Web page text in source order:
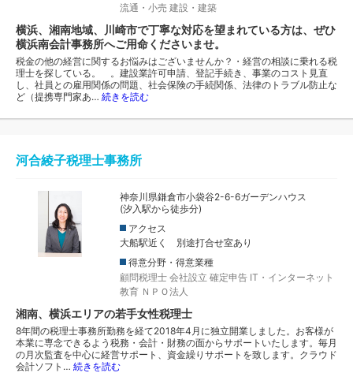
流通・小売 建設・建築
横浜、湘南地域、川崎市で丁寧な対応を望まれている方は、ぜひ
横浜南会計事務所へご用命くださいませ。
税金の他の経営に関するお悩みはございませんか？・経営の相談に乗れる税
理士を探している。 。建設業許可申請、登記手続き、事業のコスト見直
し、社員との雇用関係の問題、社会保険の手続関係、法律のトラブル防止な
ど（提携専門家あ… 続きを読む
河合綾子税理士事務所
神奈川県鎌倉市小袋谷2-6-6ガーデンハウス
(汐入駅から徒歩分)
アクセス
大船駅近く 別途打合せ室あり
得意分野・得意業種
顧問税理士 会社設立 確定申告 IT・インターネット
教育 ＮＰＯ法人
湘南、横浜エリアの若手女性税理士
8年間の税理士事務所勤務を経て2018年4月に独立開業しました。お客様が
本業に専念できるよう税務・会計・財務の面からサポートいたします。毎月
の月次監査を中心に経営サポート、資金繰りサポートを致します。クラウド
会計ソフト… 続きを読む